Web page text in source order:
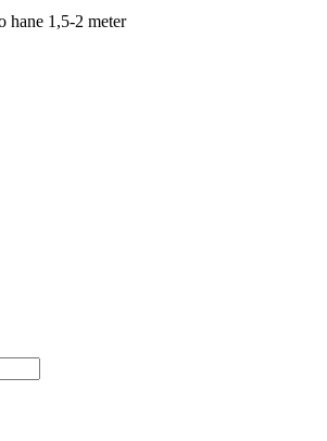
hane 1,5-2 meter